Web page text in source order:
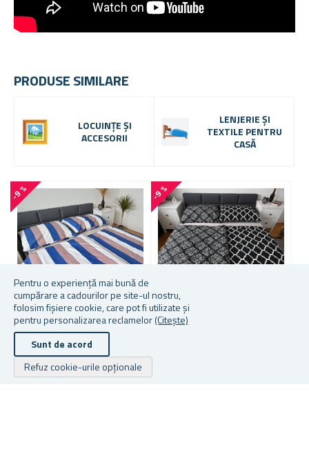
Pentru o experiență mai bună de
cumpărare a cadourilor pe site-ul nostru,
folosim fișiere cookie, care pot fi utilizate și
pentru personalizarea reclamelor(Citește)
Sunt de acord
Refuz cookie-urile opționale
PRODUSE SIMILARE
LOCUINȚE ȘI
ACCESORII
LENJERIE ȘI
TEXTILE PENTRU
CASĂ
-9 %
LENJERIE DE PAT DIN
BUMBAC - DUNGI
COLORATE
-9 %